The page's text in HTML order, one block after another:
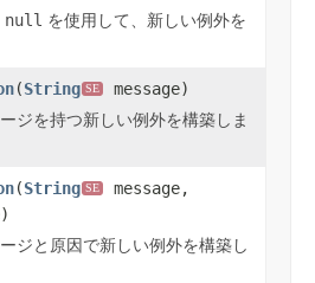
null を使用して、新しい例外を
(String SE
message)
ジを持つ新しい例外を構築しま
(String SE
message,
ジと原因で新しい例外を構築し